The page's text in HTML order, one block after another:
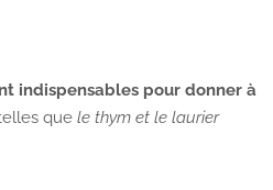
indispensables pour donner à
que le thym et le laurier